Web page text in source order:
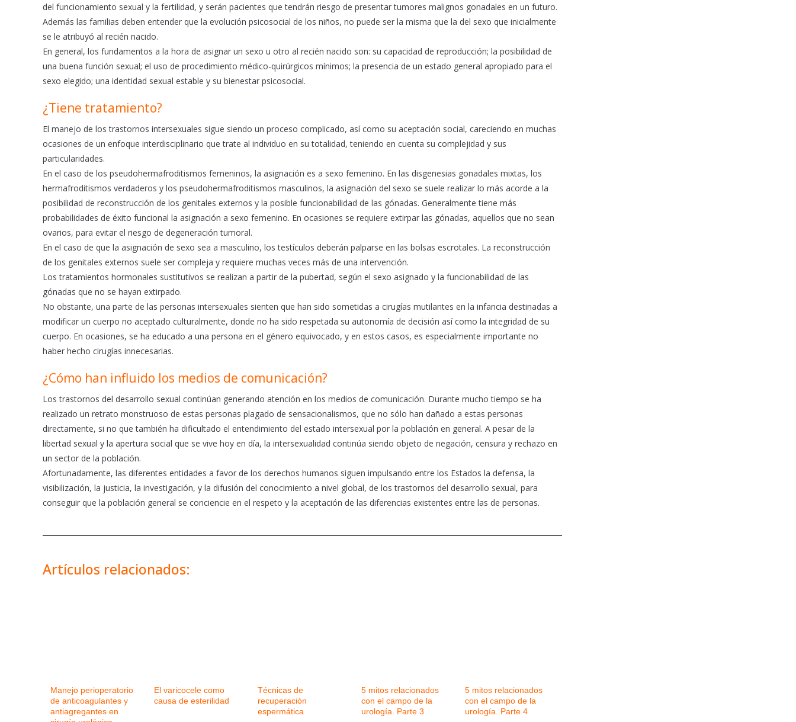
del funcionamiento sexual y la fertilidad, y serán pacientes que tendrán riesgo de presentar tumores malignos gonadales en un futuro.
Además las familias deben entender que la evolución psicosocial de los niños, no puede ser la misma que la del sexo que inicialmente
se le atribuyó al recién nacido.
En general, los fundamentos a la hora de asignar un sexo u otro al recién nacido son: su capacidad de reproducción; la posibilidad de
una buena función sexual; el uso de procedimiento médico-quirúrgicos mínimos; la presencia de un estado general apropiado para el
sexo elegido; una identidad sexual estable y su bienestar psicosocial.
¿Tiene tratamiento?
El manejo de los trastornos intersexuales sigue siendo un proceso complicado, así como su aceptación social, careciendo en muchas
ocasiones de un enfoque interdisciplinario que trate al individuo en su totalidad, teniendo en cuenta su complejidad y sus
particularidades.
En el caso de los pseudohermafroditismos femeninos, la asignación es a sexo femenino. En las disgenesias gonadales mixtas, los
hermafroditismos verdaderos y los pseudohermafroditismos masculinos, la asignación del sexo se suele realizar lo más acorde a la
posibilidad de reconstrucción de los genitales externos y la posible funcionabilidad de las gónadas. Generalmente tiene más
probabilidades de éxito funcional la asignación a sexo femenino. En ocasiones se requiere extirpar las gónadas, aquellos que no sean
ovarios, para evitar el riesgo de degeneración tumoral.
En el caso de que la asignación de sexo sea a masculino, los testículos deberán palparse en las bolsas escrotales. La reconstrucción
de los genitales externos suele ser compleja y requiere muchas veces más de una intervención.
Los tratamientos hormonales sustitutivos se realizan a partir de la pubertad, según el sexo asignado y la funcionabilidad de las
gónadas que no se hayan extirpado.
No obstante, una parte de las personas intersexuales sienten que han sido sometidas a cirugías mutilantes en la infancia destinadas a
modificar un cuerpo no aceptado culturalmente, donde no ha sido respetada su autonomía de decisión así como la integridad de su
cuerpo. En ocasiones, se ha educado a una persona en el género equivocado, y en estos casos, es especialmente importante no
haber hecho cirugías innecesarias.
¿Cómo han influido los medios de comunicación?
Los trastornos del desarrollo sexual continúan generando atención en los medios de comunicación. Durante mucho tiempo se ha
realizado un retrato monstruoso de estas personas plagado de sensacionalismos, que no sólo han dañado a estas personas
directamente, si no que también ha dificultado el entendimiento del estado intersexual por la población en general. A pesar de la
libertad sexual y la apertura social que se vive hoy en día, la intersexualidad continúa siendo objeto de negación, censura y rechazo en
un sector de la población.
Afortunadamente, las diferentes entidades a favor de los derechos humanos siguen impulsando entre los Estados la defensa, la
visibilización, la justicia, la investigación, y la difusión del conocimiento a nivel global, de los trastornos del desarrollo sexual, para
conseguir que la población general se conciencie en el respeto y la aceptación de las diferencias existentes entre las de personas.
Artículos relacionados:
Manejo perioperatorio
de anticoagulantes y
antiagregantes en
El varicocele como
causa de esterilidad
Técnicas de
recuperación
espermática
5 mitos relacionados
con el campo de la
urología. Parte 3
5 mitos relacionados
con el campo de la
urología. Parte 4